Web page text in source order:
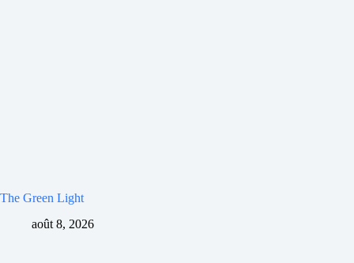
The Green Light
août 8, 2026